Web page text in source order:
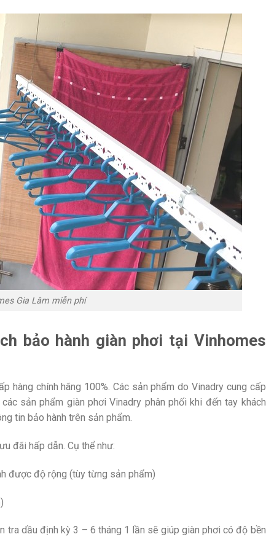
Gia Lâm miễn phí
bảo hành giàn phơi tại Vinhomes
hàng chính hãng 100%. Các sản phẩm do Vinadry cung cấp
sản phẩm giàn phơi Vinadry phân phối khi đến tay khách
tin bảo hành trên sản phẩm.
đãi hấp dẫn. Cụ thể như:
được độ rộng (tùy từng sản phẩm)
dầu định kỳ 3 – 6 tháng 1 lần sẽ giúp giàn phơi có độ bền